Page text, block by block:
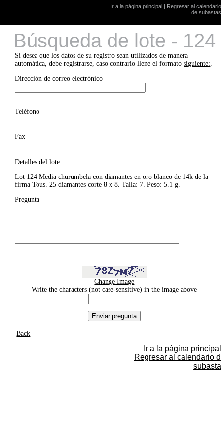
Ir a la página principal | Regresar al calendario
de subastas
Búsqueda de lote - 124
Si desea que los datos de su registro sean utilizados de manera
automática, debe registrarse, caso contrario llene el formatosiguiente:.
Dirección de correo electrónico
Teléfono
Fax
Detalles del lote
Lot 124 Media churumbela con diamantes en oro blanco de 14k de la
firma Tous. 25 diamantes corte 8 x 8. Talla: 7. Peso: 5.1 g.
Pregunta
Change Image
Write the characters (not case-sensitive) in the image above
Back
Ir a la página principal
Regresar al calendario